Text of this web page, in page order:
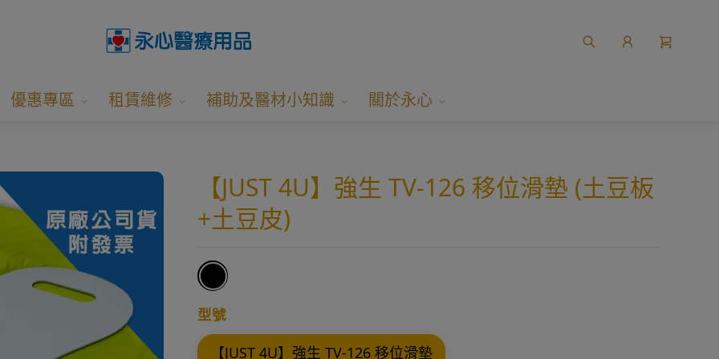
優惠專區 租賃維修 補助及醫材小知識 關於永心
【JUST 4U】強生 TV-126 移位滑墊 (土豆板
+土豆皮)
型號
【JUST 4U】強生 TV-126 移位滑墊